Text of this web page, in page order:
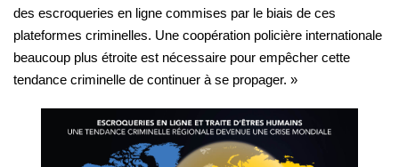
des escroqueries en ligne commises par le biais de ces
plateformes criminelles. Une coopération policière internationale
beaucoup plus étroite est nécessaire pour empêcher cette
tendance criminelle de continuer à se propager. »